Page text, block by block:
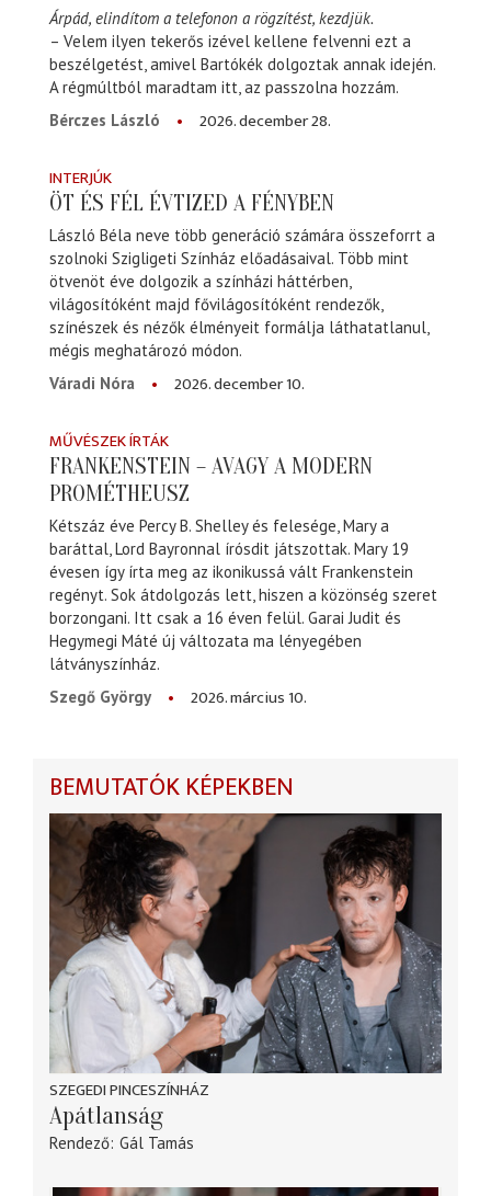
Árpád, elindítom a telefonon a rögzítést, kezdjük.
– Velem ilyen tekerős izével kellene felvenni ezt a
beszélgetést, amivel Bartókék dolgoztak annak idején.
A régmúltból maradtam itt, az passzolna hozzám.
Bérczes László
2026. december 28.
INTERJÚK
ÖT ÉS FÉL ÉVTIZED A FÉNYBEN
László Béla neve több generáció számára összeforrt a
szolnoki Szigligeti Színház előadásaival. Több mint
ötvenöt éve dolgozik a színházi háttérben,
világosítóként majd fővilágosítóként rendezők,
színészek és nézők élményeit formálja láthatatlanul,
mégis meghatározó módon.
Váradi Nóra
2026. december 10.
MŰVÉSZEK ÍRTÁK
FRANKENSTEIN – AVAGY A MODERN
PROMÉTHEUSZ
Kétszáz éve Percy B. Shelley és felesége, Mary a
baráttal, Lord Bayronnal írósdit játszottak. Mary 19
évesen így írta meg az ikonikussá vált Frankenstein
regényt. Sok átdolgozás lett, hiszen a közönség szeret
borzongani. Itt csak a 16 éven felül. Garai Judit és
Hegymegi Máté új változata ma lényegében
látványszínház.
Szegő György
2026. március 10.
BEMUTATÓK KÉPEKBEN
SZEGEDI PINCESZÍNHÁZ
Apátlanság
Rendező Gál Tamás